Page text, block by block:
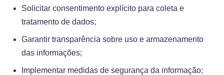
Solicitar consentimento explícito para coleta e
tratamento de dados;
Garantir transparência sobre uso e armazenamento
das informações;
Implementar medidas de segurança da informação;